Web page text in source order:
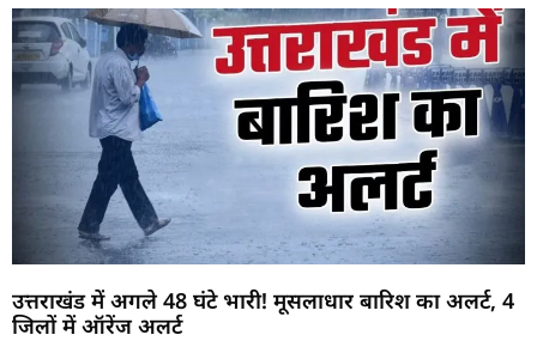
उत्तराखंड में अगले 48 घंटे भारी! मूसलाधार बारिश का अलर्ट, 4
जिलों में ऑरेंज अलर्ट